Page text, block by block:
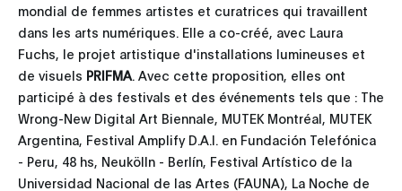
mondial de femmes artistes et curatrices qui travaillent
dans les arts numériques. Elle a co-créé, avec Laura
Fuchs, le projet artistique d'installations lumineuses et
de visuels PRIFMA. Avec cette proposition, elles ont
participé à des festivals et des événements tels que : The
Wrong-New Digital Art Biennale, MUTEK Montréal, MUTEK
Argentina, Festival Amplify D.A.I. en Fundación Telefónica
- Peru, 48 hs, Neukölln - Berlín, Festival Artístico de la
Universidad Nacional de las Artes (FAUNA), La Noche de